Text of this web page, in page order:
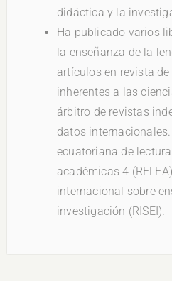
didáctica y la
Ha publicado varios
la enseñanza de la
artículos en revista
inherentes a las
árbitro de revistas
datos
ecuatoriana de
académicas 4
internacional sobre
investigación (RISEI).